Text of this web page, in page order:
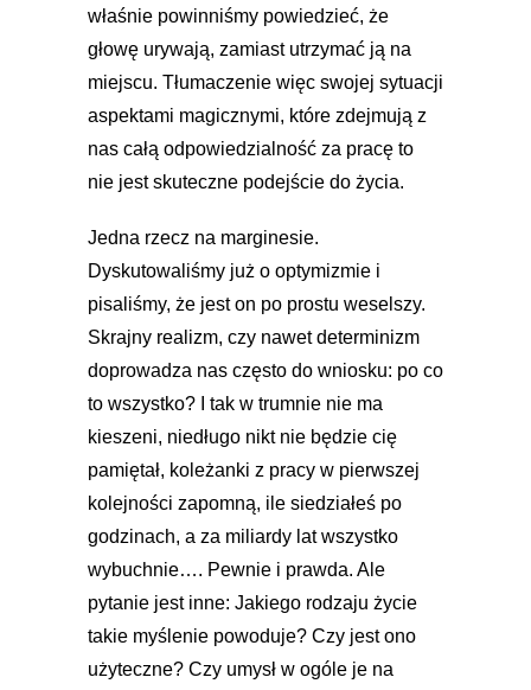
właśnie powinniśmy powiedzieć, że
głowę urywają, zamiast utrzymać ją na
miejscu. Tłumaczenie więc swojej sytuacji
aspektami magicznymi, które zdejmują z
nas całą odpowiedzialność za pracę to
nie jest skuteczne podejście do życia.
Jedna rzecz na marginesie.
Dyskutowaliśmy już o optymizmie i
pisaliśmy, że jest on po prostu weselszy.
Skrajny realizm, czy nawet determinizm
doprowadza nas często do wniosku: po co
to wszystko? I tak w trumnie nie ma
kieszeni, niedługo nikt nie będzie cię
pamiętał, koleżanki z pracy w pierwszej
kolejności zapomną, ile siedziałeś po
godzinach, a za miliardy lat wszystko
wybuchnie…. Pewnie i prawda. Ale
pytanie jest inne: Jakiego rodzaju życie
takie myślenie powoduje? Czy jest ono
użyteczne? Czy umysł w ogóle je na